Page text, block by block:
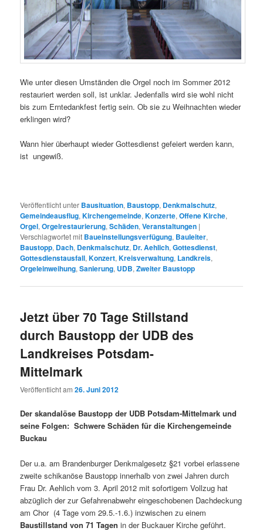
Wie unter diesen Umständen die Orgel noch im Sommer 2012
restauriert werden soll, ist unklar. Jedenfalls wird sie wohl nicht
bis zum Erntedankfest fertig sein. Ob sie zu Weihnachten wieder
erklingen wird?
Wann hier überhaupt wieder Gottesdienst gefeiert werden kann,
ist ungewiß.
Veröffentlicht unter Bausituation, Baustopp, Denkmalschutz,
Gemeindeausflug,Kirchengemeinde,Konzerte,Offene Kirche,
Orgel,Orgelrestaurierung,Schäden,Veranstaltungen |
Verschlagwortet mit Baueinstellungsverfügung, Bauleiter,
Baustopp, Dach, Denkmalschutz, Dr. Aehlich,Gottesdienst,
Gottesdienstausfall,Konzert,Kreisverwaltung, Landkreis,
Orgeleinweihung,Sanierung, UDB,Zweiter Baustopp
Jetzt über 70 Tage Stillstand
durch Baustopp der UDB des
Landkreises Potsdam-
Mittelmark
Veröffentlicht am26. Juni 2012
Der skandalöse Baustopp der UDB Potsdam-Mittelmark und
seine Folgen: Schwere Schäden für die Kirchengemeinde
Buckau
Der u.a. am Brandenburger Denkmalgesetz §21 vorbei erlassene
zweite schikanöse Baustopp innerhalb von zwei Jahren durch
Frau Dr. Aehlich vom 3. April 2012 mit sofortigem Vollzug hat
abzüglich der zur Gefahrenabwehr eingeschobenen Dachdeckung
am Chor (4 Tage vom 29.5.-1.6.) inzwischen zu einem
Baustillstand von 71 Tagen in der Buckauer Kirche geführt.